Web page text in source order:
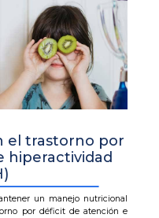
el trastorno por
hiperactividad
un manejo nutricional
por déficit de atención e